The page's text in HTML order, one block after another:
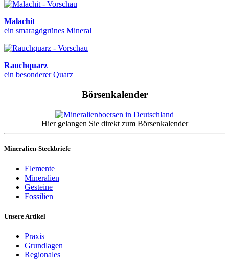
Malachit
ein smaragdgrünes Mineral
Rauchquarz
ein besonderer Quarz
Börsenkalender
Hier gelangen Sie direkt zum Börsenkalender
Mineralien-Steckbriefe
Elemente
Mineralien
Gesteine
Fossilien
Unsere Artikel
Praxis
Grundlagen
Regionales